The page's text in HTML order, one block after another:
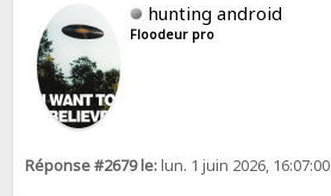
hunting android
Floodeur pro
Réponse #2679 le:lun. 1 juin 2026, 16:07:00